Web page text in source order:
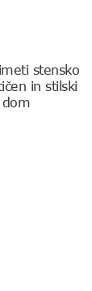
stensko
in stilski